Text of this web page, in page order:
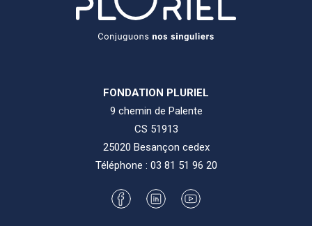
FONDATION PLURIEL
9 chemin de Palente
CS 51913
25020 Besançon cedex
Téléphone : 03 81 51 96 20